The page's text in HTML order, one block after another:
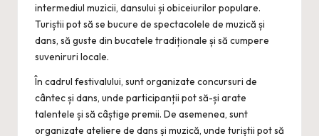
intermediul muzicii, dansului și obiceiurilor populare.
Turiștii pot să se bucure de spectacolele de muzică și
dans, să guste din bucatele tradiționale și să cumpere
suveniruri locale.
În cadrul festivalului, sunt organizate concursuri de
cântec și dans, unde participanții pot să-și arate
talentele și să câștige premii. De asemenea, sunt
organizate ateliere de dans și muzică, unde turiștii pot să